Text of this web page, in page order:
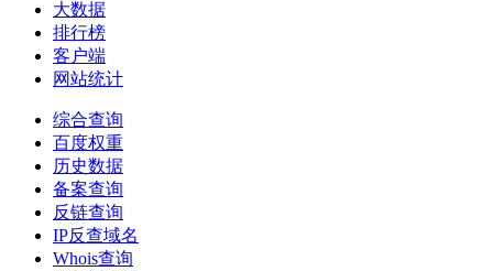
大数据
排行榜
客户端
网站统计
综合查询
百度权重
历史数据
备案查询
反链查询
IP反查域名
Whois查询